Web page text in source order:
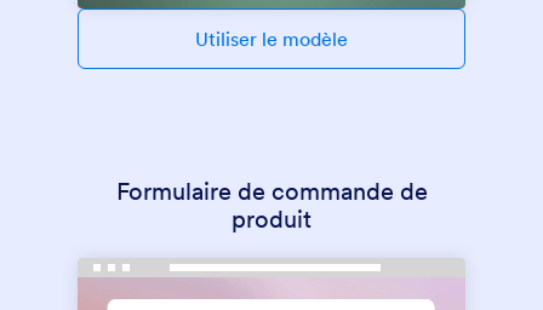
Utiliser le modèle
Formulaire de commande de
produit